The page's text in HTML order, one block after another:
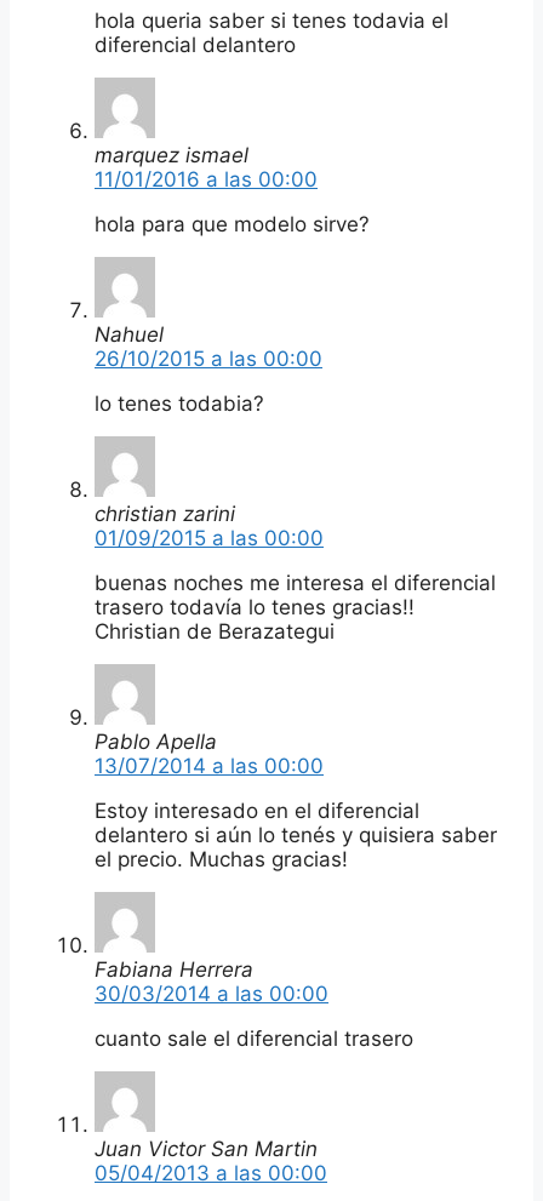
hola queria saber si tenes todavia el
diferencial delantero
marquez ismael
11/01/2016 a las 00:00
hola para que modelo sirve?
Nahuel
26/10/2015 a las 00:00
lo tenes todabia?
christian zarini
01/09/2015 a las 00:00
buenas noches me interesa el diferencial
trasero todavía lo tenes gracias!!
Christian de Berazategui
Pablo Apella
13/07/2014 a las 00:00
Estoy interesado en el diferencial
delantero si aún lo tenés y quisiera saber
el precio. Muchas gracias!
Fabiana Herrera
30/03/2014 a las 00:00
cuanto sale el diferencial trasero
Juan Victor San Martin
05/04/2013 a las 00:00